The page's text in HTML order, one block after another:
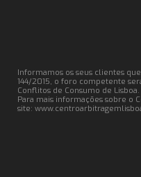
Informamos os seus clientes
144/2015, o foro competente
Conflitos de Consumo de Lisboa.
Para mais informações sobre o
site: